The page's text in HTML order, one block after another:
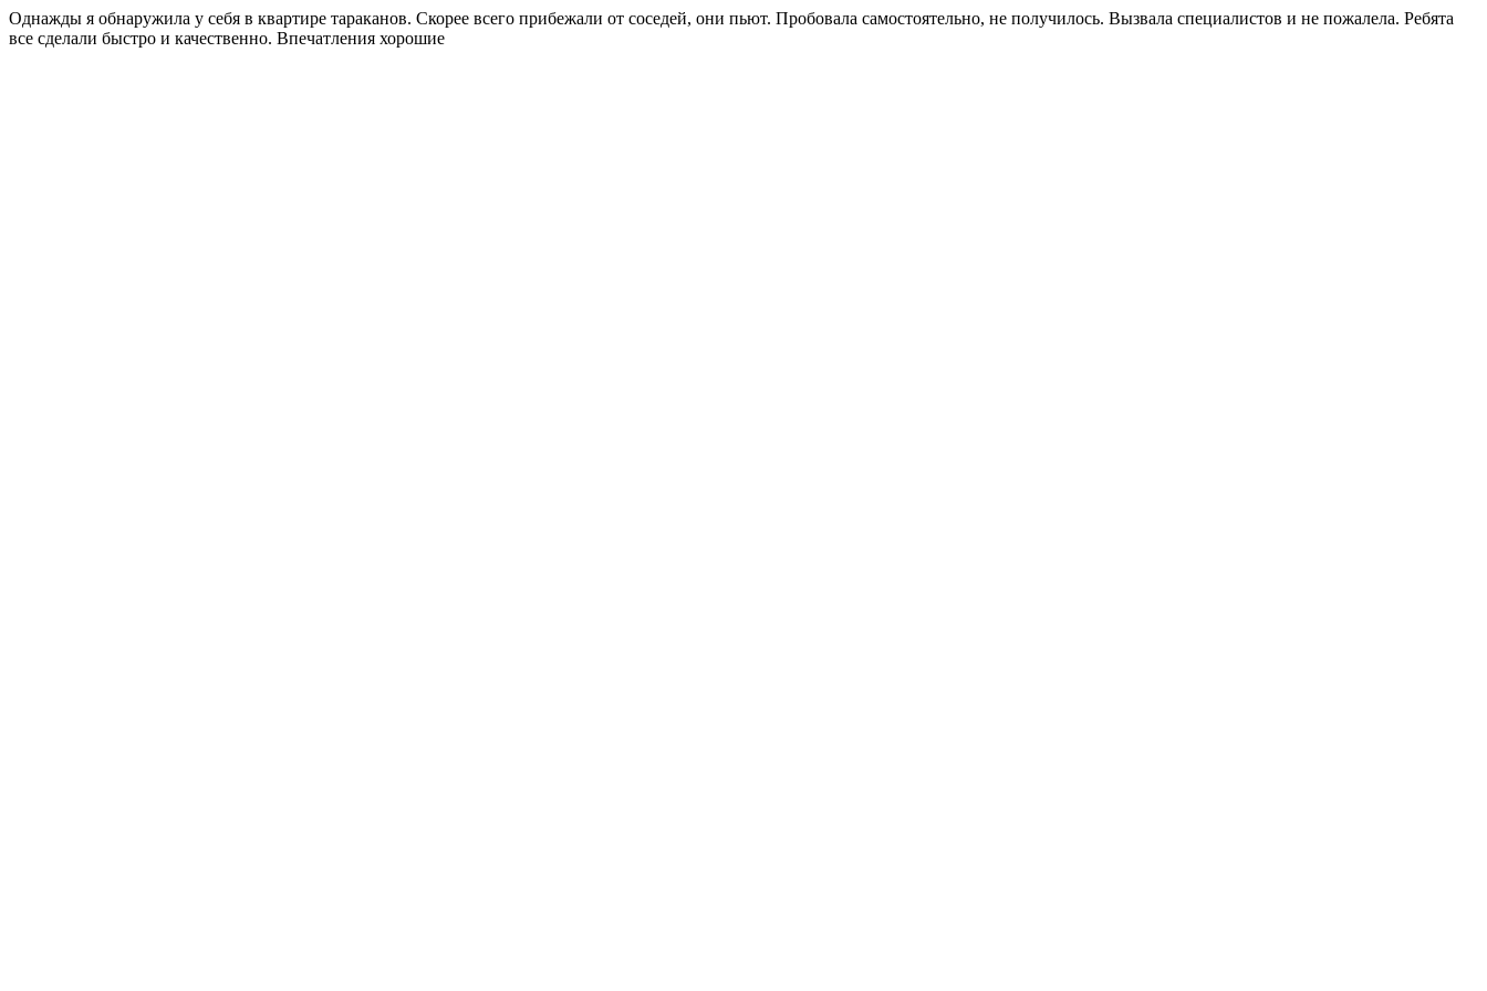
Однажды я обнаружила у себя в квартире тараканов. Скорее всего прибежали от соседей, они пьют. Пробовала самостоятельно, не получилось. Вызвала специалистов и не пожалела. Ребята
все сделали быстро и качественно. Впечатления хорошие